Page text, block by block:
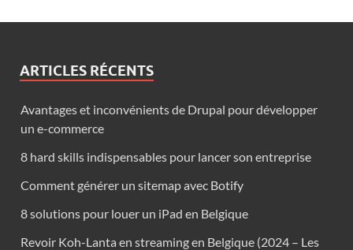
ARTICLES RÉCENTS
Avantages et inconvénients de Drupal pour développer
un e-commerce
8 hard skills indispensables pour lancer son entreprise
Comment générer un sitemap avec Botify
8 solutions pour louer un iPad en Belgique
Revoir Koh-Lanta en streaming en Belgique (2024 – Les